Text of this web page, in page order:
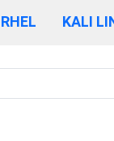
RHEL KALI